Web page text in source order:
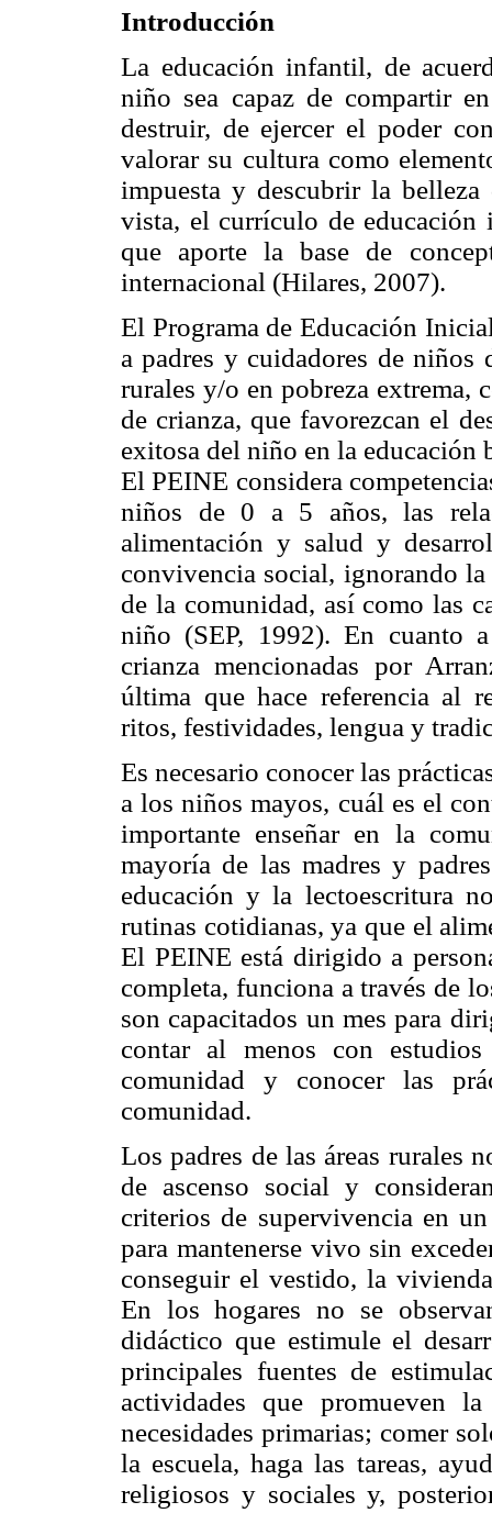
Introducción
La educación infantil, de
niño sea capaz de compartir
destruir, de ejercer el poder
valorar su cultura como
impuesta y descubrir la
vista, el currículo de
que aporte la base de
internacional (Hilares, 2007).
El Programa de Educación
a padres y cuidadores de niños
rurales y/o en pobreza extrema,
de crianza, que favorezcan el
exitosa del niño en la educación
El PEINE considera
niños de 0 a 5 años, las
alimentación y salud y
convivencia social, ignorando
de la comunidad, así como las
niño (SEP, 1992). En cuanto
crianza mencionadas por
última que hace referencia al
ritos, festividades, lengua y
Es necesario conocer las
a los niños mayos, cuál es el
importante enseñar en la
mayoría de las madres y
educación y la lectoescritura
rutinas cotidianas, ya que el
El PEINE está dirigido a
completa, funciona a través de
son capacitados un mes para
contar al menos con
comunidad y conocer las
comunidad.
Los padres de las áreas rurales
de ascenso social y
criterios de supervivencia en
para mantenerse vivo sin
conseguir el vestido, la
En los hogares no se
didáctico que estimule el
principales fuentes de
actividades que promueven
necesidades primarias; comer
la escuela, haga las tareas,
religiosos y sociales y,